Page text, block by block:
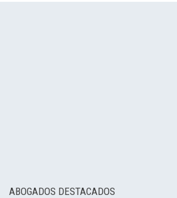
ABOGADOS DESTACADOS